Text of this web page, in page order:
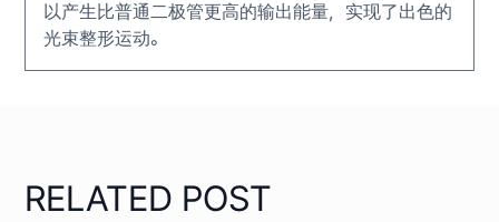
以产生比普通二极管更高的输出能量，实现了出色的
光束整形运动。
RELATED POST